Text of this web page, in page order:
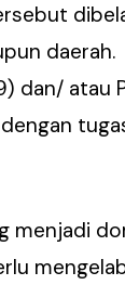
daerah.
dan/ atau
menjadi